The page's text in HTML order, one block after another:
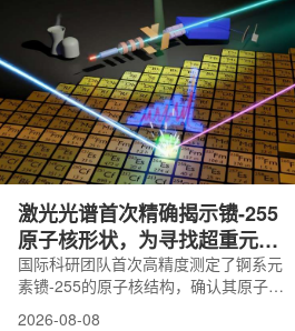
程度相关的微环境信息捕捉有限。...
激光光谱首次精确揭示镄-255
原子核形状，为寻找超重元素
提供新线索
国际科研团队首次高精度测定了锕系元
素镄-255的原子核结构，确认其原子核
2026-08-08